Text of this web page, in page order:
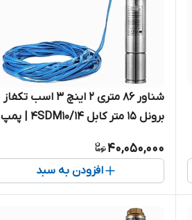
شناور ۸۶ متری ۲ اینچ ۳ اسب تکفاز
برونل ۱۵ متر کابل 4SDM10/14 | پمپ
اسب تک فاز ( ۸۵ متر )
40,050,000
افزودن به سبد